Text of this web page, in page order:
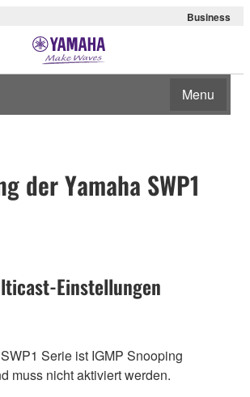
Business
Menu
der Yamaha SWP1
Einstellungen
Serie ist IGMP Snooping
muss nicht aktiviert werden.